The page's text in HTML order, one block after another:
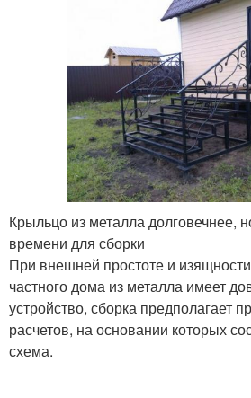
Крыльцо из металла долговечнее,
времени для сборки
При внешней простоте и
частного дома из металла имеет
устройство, сборка предполагает
расчетов, на основании которых
схема.